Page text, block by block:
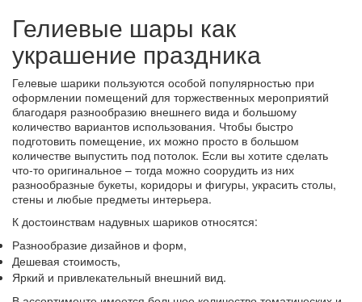
Гелиевые шары как
украшение праздника
Гелевые шарики пользуются особой популярностью при
оформлении помещений для торжественных мероприятий
благодаря разнообразию внешнего вида и большому
количество вариантов использования. Чтобы быстро
подготовить помещение, их можно просто в большом
количестве выпустить под потолок. Если вы хотите сделать
что-то оригинальное – тогда можно соорудить из них
разнообразные букеты, коридоры и фигуры, украсить столы,
стены и любые предметы интерьера.
К достоинствам надувных шариков относятся:
Разнообразие дизайнов и форм,
Дешевая стоимость,
Яркий и привлекательный внешний вид.